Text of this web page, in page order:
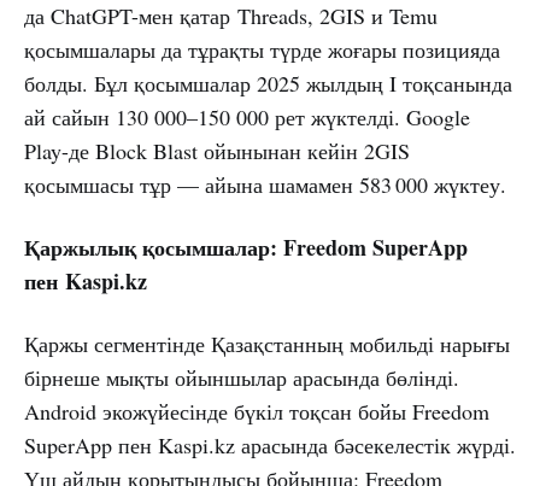
да ChatGPT-мен қатар Threads, 2GIS и Temu
қосымшалары да тұрақты түрде жоғары позицияда
болды. Бұл қосымшалар 2025 жылдың I тоқсанында
ай сайын 130 000–150 000 рет жүктелді. Google
Play-де Block Blast ойынынан кейін 2GIS
қосымшасы тұр — айына шамамен 583 000 жүктеу.
Қаржылық қосымшалар: Freedom SuperApp
пен Kaspi.kz
Қаржы сегментінде Қазақстанның мобильді нарығы
бірнеше мықты ойыншылар арасында бөлінді.
Android экожүйесінде бүкіл тоқсан бойы Freedom
SuperApp пен Kaspi.kz арасында бәсекелестік жүрді.
Үш айдың қорытындысы бойынша: Freedom